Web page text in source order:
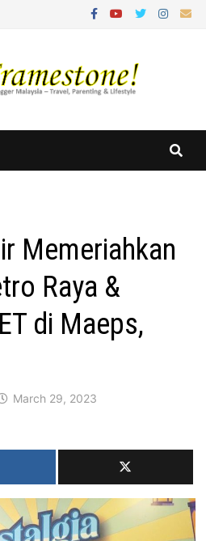
Memeriahkan
Raya &
di Maeps,
March 29, 2023